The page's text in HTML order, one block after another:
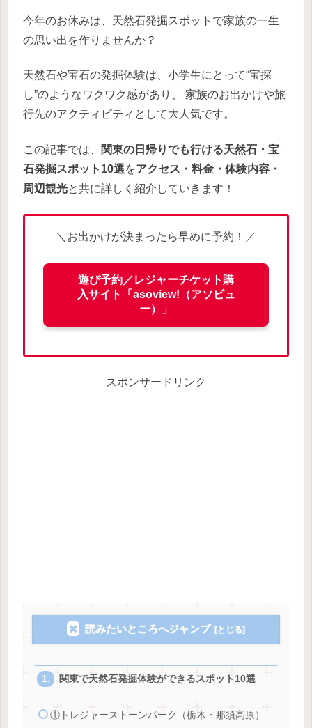
今年のお休みは、天然石発掘スポットで家族の一生
の思い出を作りませんか？
天然石や宝石の発掘体験は、小学生にとって“宝探
し”のようなワクワク感があり、 家族のお出かけや旅
行先のアクティビティとして大人気です。
この記事では、
関東の日帰りでも行ける天然石・宝
石発掘スポット10選をアクセス・料金・体験内容・
周辺観光と共に詳しく紹介していきます！
＼お出かけが決まったら早めに予約！／
遊び予約／レジャーチケット購
入サイト「asoview!（アソビュ
ー）」
スポンサードリンク
読みたいところへジャンプ
関東で天然石発掘体験ができるスポット10選
①トレジャーストーンパーク（栃木・那須高原）